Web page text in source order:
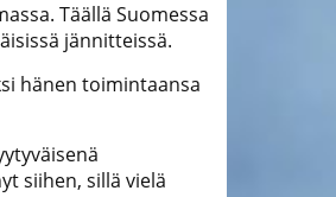
Täällä Suomessa
jännitteissä.
hänen toimintaansa
siihen, sillä vielä